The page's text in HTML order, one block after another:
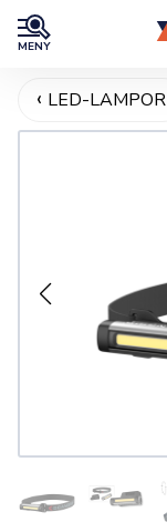
MENY
LED-LAMPOR